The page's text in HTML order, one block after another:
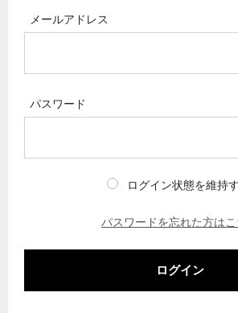
メールアドレス
パスワード
ログイン状態を維持
パスワードを忘れた方はこ
ログイン